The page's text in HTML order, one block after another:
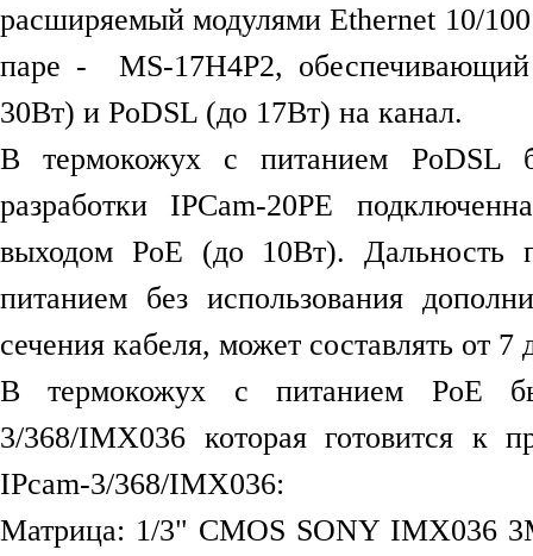
расширяемый модулями Ethernet 10/
паре - MS-17H4P2,
30Вт) и PoDSL (до 17Вт) на канал.
В термокожух с питанием PoDSL
разработки IPCam-20PE
выходом PoE (до 10Вт). Дальность
питанием без использования
сечения кабеля, может составлять от 7
В термокожух с питанием PoE
3/368/IMX036 которая готовится к
IPcam-3/368/IMX036:
Матрица: 1/3" CMOS SONY IMX036